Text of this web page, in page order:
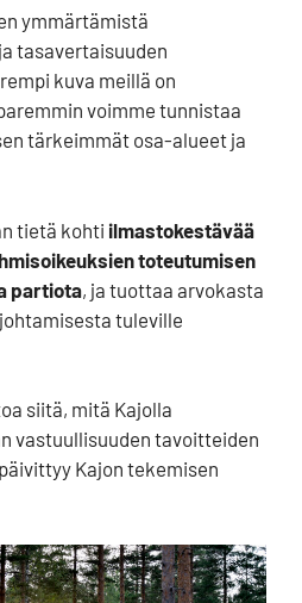
ymmärtämistä
tasavertaisuuden
kuva meillä on
voimme tunnistaa
tärkeimmät osa-alueet ja
tietä kohti ilmastokestävää
toteutumisen
partiota, ja tuottaa arvokasta
tuleville
siitä, mitä Kajolla
vastuullisuuden tavoitteiden
Kajon tekemisen